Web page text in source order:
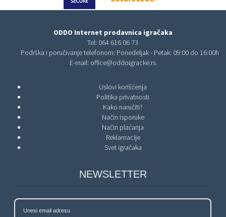
ODDO Internet prodavnica igračaka
Tel: 064 616 06 73
Podrška i poručivanje telefonom: Ponedeljak - Petak: 09:00 do 16:00h
E-mail: office@oddoigracke.rs
Uslovi korišćenja
Politika privatnosti
Kako naručiti?
Način isporuke
Način plaćanja
Reklamacije
Svet igračaka
NEWSLETTER